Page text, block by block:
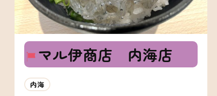
マル伊商店 内海店
内海